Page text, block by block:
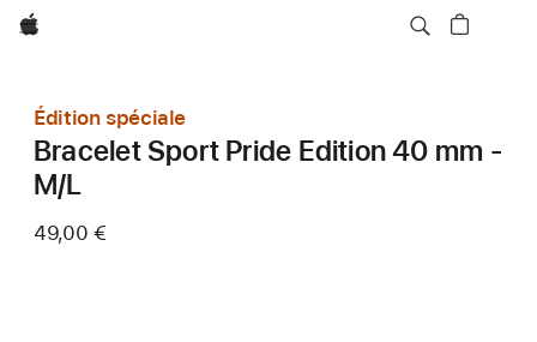
Apple
Édition spéciale
Bracelet Sport Pride Edition 40 mm -
M/L
49,00 €